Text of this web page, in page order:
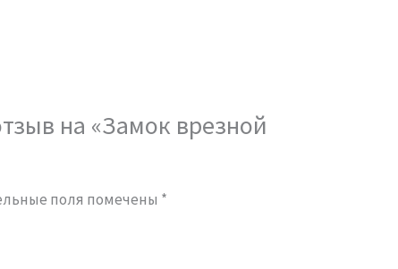
на «Замок врезной
поля помечены *